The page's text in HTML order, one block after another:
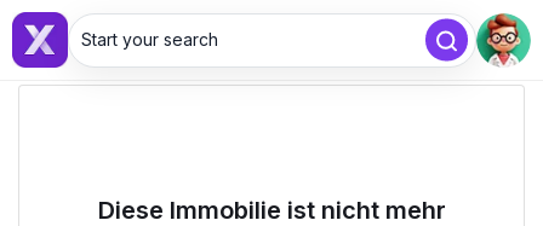
Start your search
Diese Immobilie ist nicht mehr